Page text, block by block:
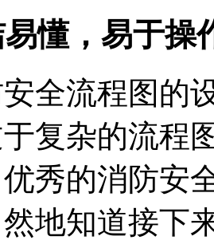
懂，易于操
全流程图的
复杂的流程
秀的消防安
然地知道接下